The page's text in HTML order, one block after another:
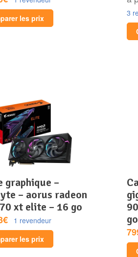
les prix
3
– aorus radeon
xt elite – 16 go
1 revendeur
les prix
carte graphique –
go